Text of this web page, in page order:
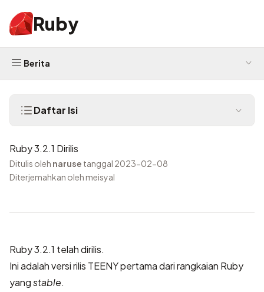
Ruby
Berita
Daftar Isi
Ruby 3.2.1 Dirilis
Ditulis oleh naruse tanggal 2023-02-08
Diterjemahkan oleh meisyal
Ruby 3.2.1 telah dirilis.
Ini adalah versi rilis TEENY pertama dari rangkaian Ruby
yangstable.